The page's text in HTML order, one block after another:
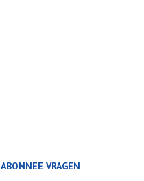
ABONNEE VRAGEN